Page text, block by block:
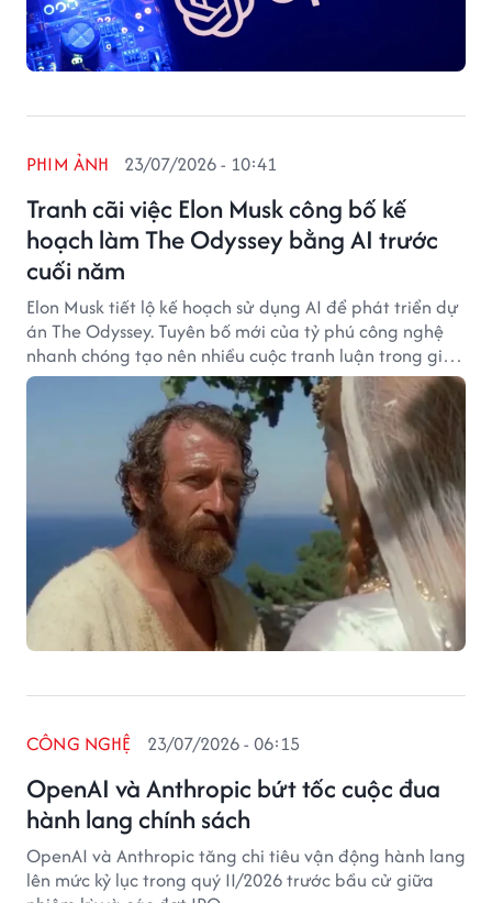
Tranh cãi việc Elon Musk công bố kế
hoạch làm The Odyssey bằng AI trước
cuối năm
PHIM ẢNH 23/07/2026 - 10:41
Elon Musk tiết lộ kế hoạch sử dụng AI để phát triển dự
án The Odyssey. Tuyên bố mới của tỷ phú công nghệ
nhanh chóng tạo nên nhiều cuộc tranh luận trong giới
điện ảnh.
OpenAI và Anthropic bứt tốc cuộc đua
hành lang chính sách
CÔNG NGHỆ 23/07/2026 - 06:15
OpenAI và Anthropic tăng chi tiêu vận động hành lang
lên mức kỷ lục trong quý II/2026 trước bầu cử giữa